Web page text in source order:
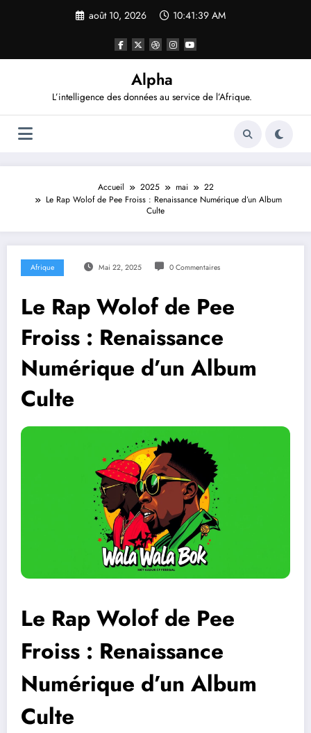
août 10, 2026 10:41:39 AM
Alpha
L’intelligence des données au service de l’Afrique.
Accueil 2025 mai
22
Le Rap Wolof de Pee Froiss : Renaissance Numérique d’un Album
Culte
Afrique Mai 22, 2025 0 Commentaires
Le Rap Wolof de Pee
Froiss : Renaissance
Numérique d’un Album
Culte
Le Rap Wolof de Pee
Froiss : Renaissance
Numérique d’un Album
Culte